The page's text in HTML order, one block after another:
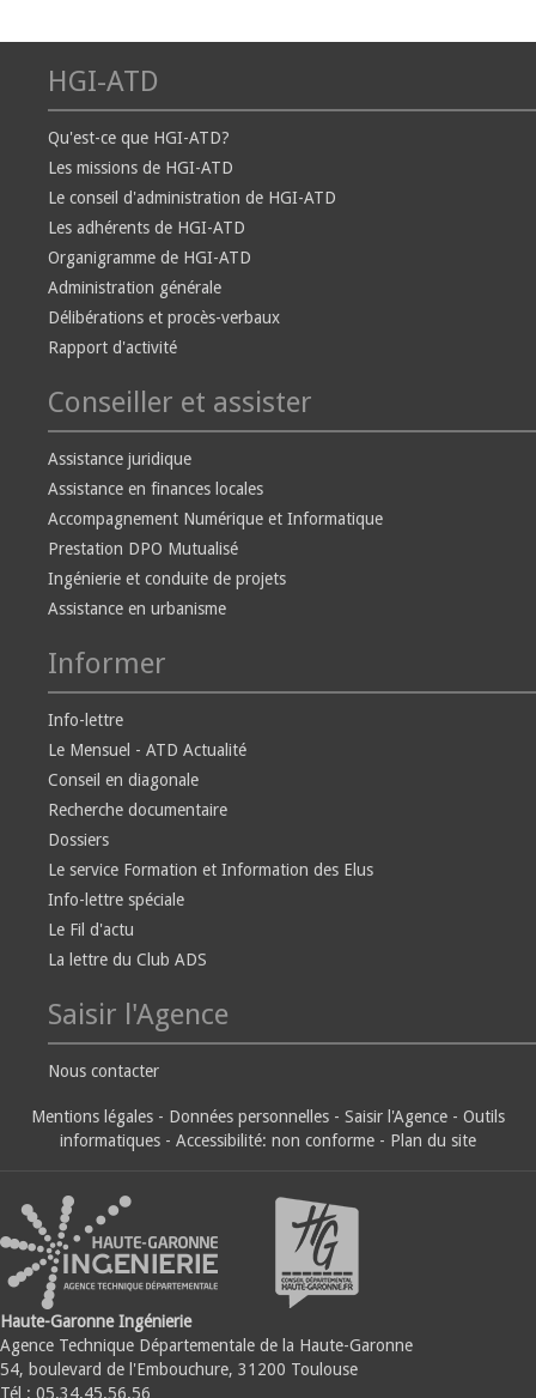
HGI-ATD
Qu'est-ce que HGI-ATD?
Les missions de HGI-ATD
Le conseil d'administration de HGI-ATD
Les adhérents de HGI-ATD
Organigramme de HGI-ATD
Administration générale
Délibérations et procès-verbaux
Rapport d'activité
Conseiller et assister
Assistance juridique
Assistance en finances locales
Accompagnement Numérique et Informatique
Prestation DPO Mutualisé
Ingénierie et conduite de projets
Assistance en urbanisme
Informer
Info-lettre
Le Mensuel - ATD Actualité
Conseil en diagonale
Recherche documentaire
Dossiers
Le service Formation et Information des Elus
Info-lettre spéciale
Le Fil d'actu
La lettre du Club ADS
Saisir l'Agence
Nous contacter
Mentions légales - Données personnelles - Saisir l'Agence - Outils
informatiques - Accessibilité: non conforme - Plan du site
Haute-Garonne Ingénierie
Agence Technique Départementale de la Haute-Garonne
54, boulevard de l'Embouchure, 31200 Toulouse
Tél : 05.34.45.56.56